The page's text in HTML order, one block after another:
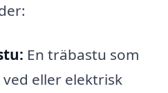
En träbastu som
eller elektrisk